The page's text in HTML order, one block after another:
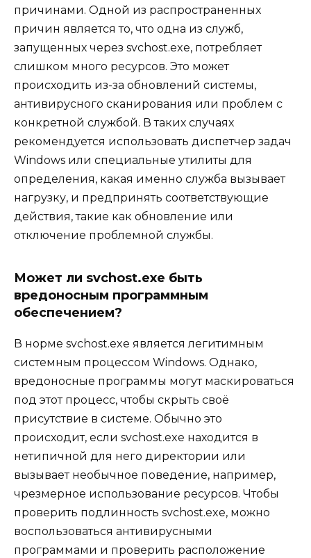
причинами. Одной из распространенных
причин является то, что одна из служб,
запущенных через svchost.exe, потребляет
слишком много ресурсов. Это может
происходить из-за обновлений системы,
антивирусного сканирования или проблем с
конкретной службой. В таких случаях
рекомендуется использовать диспетчер задач
Windows или специальные утилиты для
определения, какая именно служба вызывает
нагрузку, и предпринять соответствующие
действия, такие как обновление или
отключение проблемной службы.
Может ли svchost.exe быть
вредоносным программным
обеспечением?
В норме svchost.exe является легитимным
системным процессом Windows. Однако,
вредоносные программы могут маскироваться
под этот процесс, чтобы скрыть своё
присутствие в системе. Обычно это
происходит, если svchost.exe находится в
нетипичной для него директории или
вызывает необычное поведение, например,
чрезмерное использование ресурсов. Чтобы
проверить подлинность svchost.exe, можно
воспользоваться антивирусными
программами и проверить расположение